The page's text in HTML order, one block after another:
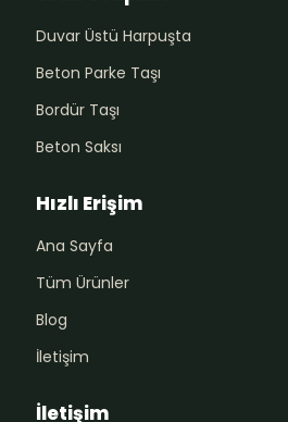
Duvar Üstü Harpuşta
Beton Parke Taşı
Bordür Taşı
Beton Saksı
Hızlı Erişim
Ana Sayfa
Tüm Ürünler
Blog
İletişim
İletişim